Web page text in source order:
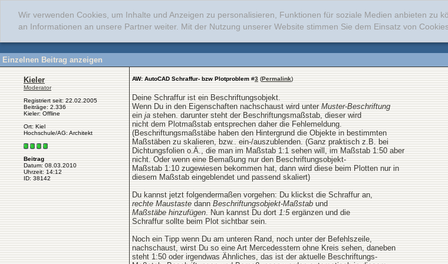
Wir verwenden Cookies, um Inhalte und Anzeigen zu personalisieren, Funktionen für soziale Medien anbieten zu
an Informationen an unsere Partner weiter. Mit der Nutzung unserer Website stimmen Sie dem Einsatz von
Einzelnen Beitrag anzeigen
Kieler
Moderator
Registriert seit: 22.02.2005
Beiträge: 2.336
Kieler: Offline
Ort: Kiel
Hochschule/AG: Architekt
Beitrag
Datum: 08.03.2010
Uhrzeit: 14:12
ID: 38142
AW: AutoCAD Schraffur- bzw Plotproblem #3 (Permalink)
Deine Schraffur ist ein Beschriftungsobjekt.
Wenn Du in den Eigenschaften nachschaust wird unter Muster-Beschriftung
ein ja stehen. darunter steht der Beschriftungsmaßstab, dieser wird
nicht dem Plotmaßstab entsprechen daher die Fehlemeldung.
(Beschriftungsmaßstäbe haben den Hintergrund die Objekte in bestimmten
Maßstäben zu skalieren, bzw.. ein-/auszublenden. (Ganz praktisch z.B. bei
Dichtungsfolien o.Ä., die man im Maßstab 1:1 sehen will, im Maßstab 1:50 aber
nicht. Oder wenn eine Bemaßung nur den Beschriftungsobjekt-
Maßstab 1:10 zugewiesen bekommen hat, dann wird diese beim Plotten nur in
diesem Maßstab eingeblendet und passend skaliert)
Du kannst jetzt folgendermaßen vorgehen: Du klickst die Schraffur an,
rechte Maustaste dann Beschriftungsobjekt-Maßstab und
Maßstäbe hinzufügen. Nun kannst Du dort 1:5ergänzen und die
Schraffur sollte beim Plot sichtbar sein.
Noch ein Tipp wenn Du am unteren Rand, noch unter der Befehlszeile,
nachschaust, wirst Du so eine Art Mercedesstern ohne Kreis sehen, daneben
steht 1:50 oder irgendwas Ähnliches, das ist der aktuelle Beschriftungs-